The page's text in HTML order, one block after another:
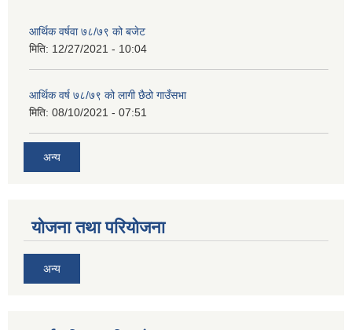
आर्थिक वर्षवा ७८/७९ को बजेट
मिति: 12/27/2021 - 10:04
आर्थिक वर्ष ७८/७९ को लागी छैठो गाउँसभा
मिति: 08/10/2021 - 07:51
अन्य
योजना तथा परियोजना
अन्य